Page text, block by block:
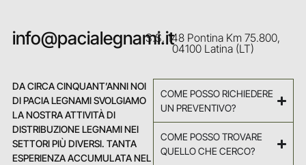
info@pacialegnami.itS.S. 148 Pontina Km 75.800,
04100 Latina (LT)
DA CIRCA CINQUANT’ANNI NOI
DI PACIA LEGNAMI SVOLGIAMO
LA NOSTRA ATTIVITÀ DI
DISTRIBUZIONE LEGNAMI NEI
SETTORI PIÙ DIVERSI. TANTA
ESPERIENZA ACCUMULATA NEL
COME POSSO RICHIEDERE
UN PREVENTIVO?
COME POSSO TROVARE
QUELLO CHE CERCO?